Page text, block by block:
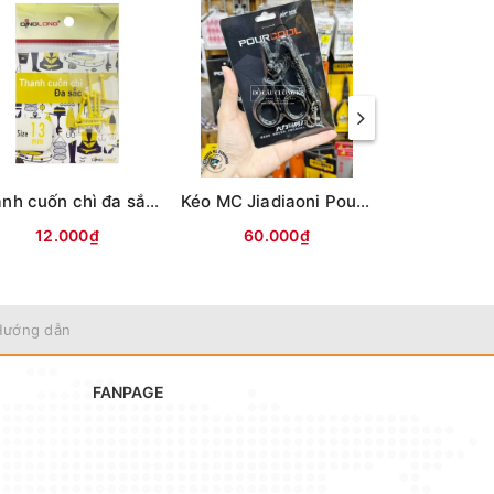
Thanh cuốn chì đa sắc Qinglong
12.000₫
Kéo MC Jiadiaoni Pourcool (kèm dây lò xo)
60.000₫
dẫn
FANPAGE